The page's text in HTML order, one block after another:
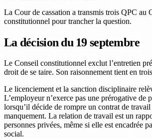
La Cour de cassation a transmis trois QPC au
constitutionnel pour trancher la question.
La décision du 19 septembre
Le Conseil constitutionnel exclut l’entretien
droit de se taire. Son raisonnement tient en
Le licenciement et la sanction disciplinaire
L’employeur n’exerce pas une prérogative de
lorsqu’il décide de rompre un contrat de
manquement. La relation de travail est un
personnes privées, même si elle est encadrée
social.